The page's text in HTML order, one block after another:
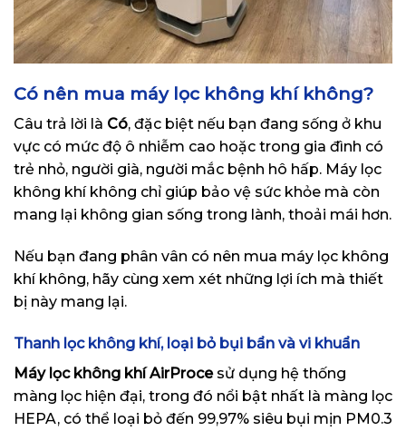
Có nên mua máy lọc không khí không?
Câu trả lời là Có, đặc biệt nếu bạn đang sống ở khu
vực có mức độ ô nhiễm cao hoặc trong gia đình có
trẻ nhỏ, người già, người mắc bệnh hô hấp. Máy lọc
không khí không chỉ giúp bảo vệ sức khỏe mà còn
mang lại không gian sống trong lành, thoải mái hơn.
Nếu bạn đang phân vân có nên mua máy lọc không
khí không, hãy cùng xem xét những lợi ích mà thiết
bị này mang lại.
Thanh lọc không khí, loại bỏ bụi bẩn và vi khuẩn
Máy lọc không khí AirProcesử dụng hệ thống
màng lọc hiện đại, trong đó nổi bật nhất là màng lọc
HEPA, có thể loại bỏ đến 99,97% siêu bụi mịn PM0.3